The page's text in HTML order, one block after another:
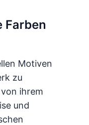
Farben
Motiven
zu
ihrem
und